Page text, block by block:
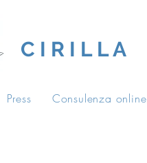
C I R I L L A
Press Consulenza online